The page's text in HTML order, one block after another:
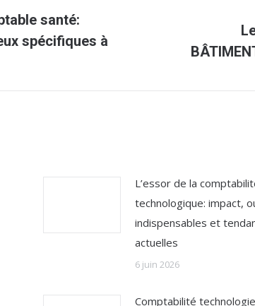
santé:
spécifiques à
suivant
L’essor de la
technologique: impact,
indispensables et
actuelles
6 juin 2026
Comptabilité